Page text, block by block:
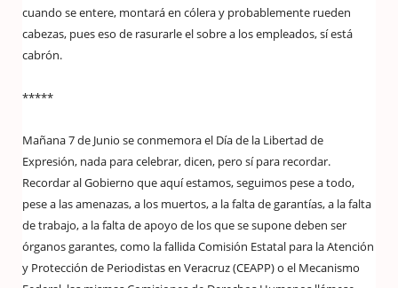
cuando se entere, montará en cólera y probablemente rueden
cabezas, pues eso de rasurarle el sobre a los empleados, sí está
cabrón.
*****
Mañana 7 de Junio se conmemora el Día de la Libertad de
Expresión, nada para celebrar, dicen, pero sí para recordar.
Recordar al Gobierno que aquí estamos, seguimos pese a todo,
pese a las amenazas, a los muertos, a la falta de garantías, a la falta
de trabajo, a la falta de apoyo de los que se supone deben ser
órganos garantes, como la fallida Comisión Estatal para la Atención
y Protección de Periodistas en Veracruz (CEAPP) o el Mecanismo